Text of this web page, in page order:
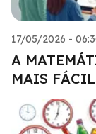
17/05/2026 -
A
MAIS